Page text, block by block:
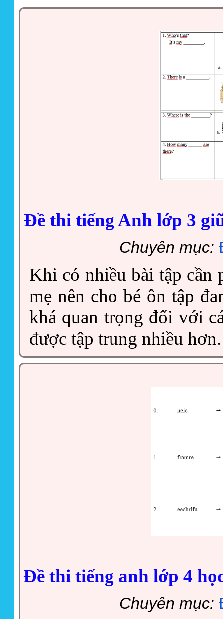
Đề thi tiếng Anh lớp 3
Chuyên mục:
Khi có nhiều bài tập cần
mẹ nên cho bé ôn tập
khá quan trọng đối với
được tập trung nhiều
Đề thi tiếng anh lớp 4
Chuyên mục: